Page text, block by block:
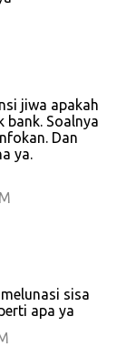
jiwa apakah
Soalnya
Dan
ya.
sisa
apa ya